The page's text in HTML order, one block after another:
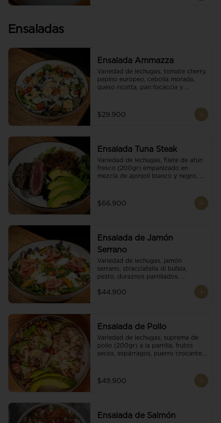
Ensaladas
Ensalada Ammazza
Variedad de lechugas, tomate cherry,
pepino europeo, cebolla morada,
queso ricotta, pan focaccia y
$29.900
Ensalada Tuna Steak
Variedad de lechugas, filete de atún
fresco (200gr) empanizado en
mezcla de ajonjolí blanco y negro,
parmesano, puerro crocante y
reducción de balsámico.
$66.900
Ensalada de Jamón
Serrano
Variedad de lechugas, jamón
serrano, stracciatella di bufala,
pesto, duraznos parrillados,
tomate cherry y vinagreta
$44.900
Ensalada de Pollo
Variedad de lechugas, suprema de
pollo (200gr) a la parrilla, frutos
secos, espárragos, puerro crocante,
balsámico.
$49.900
Ensalada de Salmón